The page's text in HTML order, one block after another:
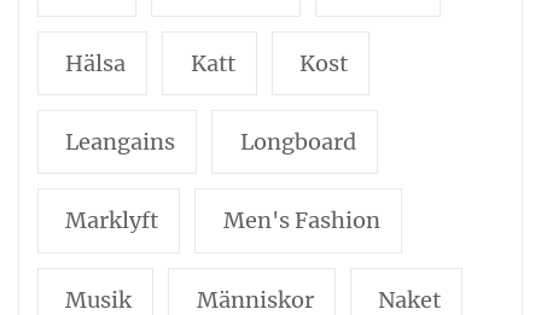
Hälsa Katt Kost
Leangains Longboard
Marklyft Men's Fashion
Musik Människor Naket